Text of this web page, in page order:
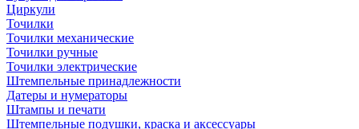
Циркули
Точилки
Точилки механические
Точилки ручные
Точилки электрические
Штемпельные принадлежности
Датеры и нумераторы
Штампы и печати
Штемпельные подушки, краска и аксессуары